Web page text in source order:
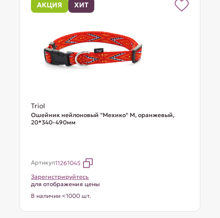
АКЦИЯ ХИТ
Triol
Ошейник нейлоновый "Мехико" M, оранжевый,
20*340-490мм
Артикул11261045
Зарегистрируйтесь
для отображения цены
В наличии <1000 шт.